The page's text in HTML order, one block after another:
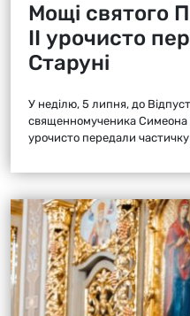
Мощі святого
ІІ урочисто
Старуні
У неділю, 5 липня, до
священномученика Симеона
урочисто передали